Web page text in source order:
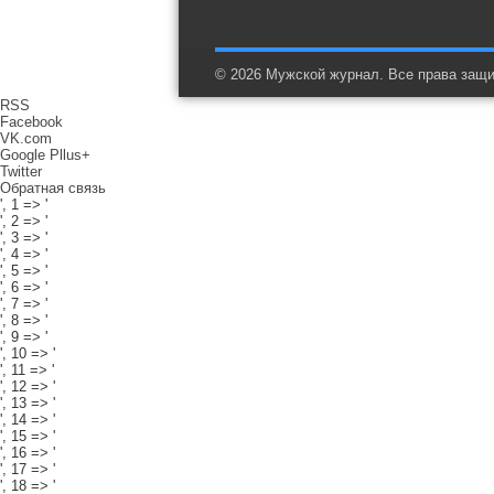
© 2026 Мужской журнал. Все права
RSS
Facebook
VK.com
Google Pllus+
Twitter
Обратная связь
', 1 => '
', 2 => '
', 3 => '
', 4 => '
', 5 => '
', 6 => '
', 7 => '
', 8 => '
', 9 => '
', 10 => '
', 11 => '
', 12 => '
', 13 => '
', 14 => '
', 15 => '
', 16 => '
', 17 => '
', 18 => '